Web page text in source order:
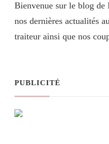
Bienvenue sur le blog
nos dernières actualités
traiteur ainsi que nos
PUBLICITÉ